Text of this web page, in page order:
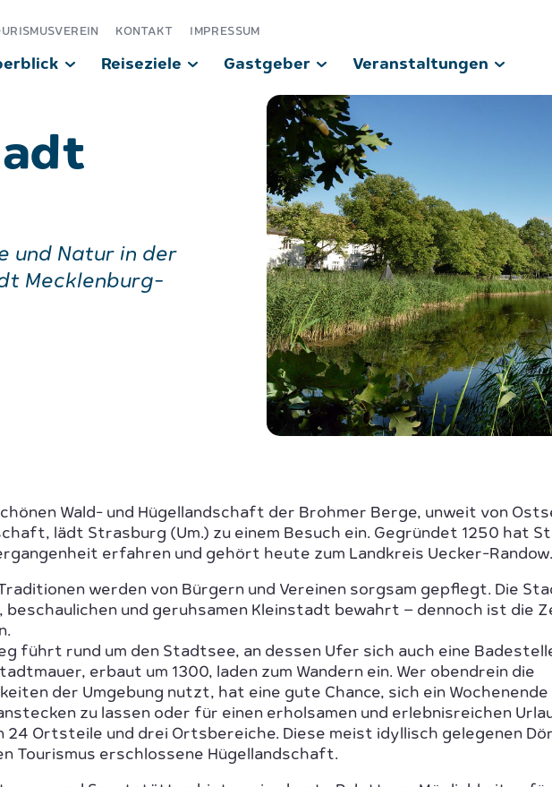
Reiseziele Gastgeber Veranstaltungen
KONTAKT IMPRESSUM
und Natur in der
Mecklenburg-
Wald- und Hügellandschaft der Brohmer Berge, unweit von
lädt Strasburg (Um.) zu einem Besuch ein. Gegründet 1250 hat
erfahren und gehört heute zum Landkreis Uecker-Randow.
werden von Bürgern und Vereinen sorgsam gepflegt. Die
und geruhsamen Kleinstadt bewahrt – dennoch ist die
führt rund um den Stadtsee, an dessen Ufer sich auch eine
erbaut um 1300, laden zum Wandern ein. Wer obendrein die
der Umgebung nutzt, hat eine gute Chance, sich ein Wochenende
zu lassen oder für einen erholsamen und erlebnisreichen
24 Ortsteile und drei Ortsbereiche. Diese meist idyllisch gelegenen
Tourismus erschlossene Hügellandschaft.